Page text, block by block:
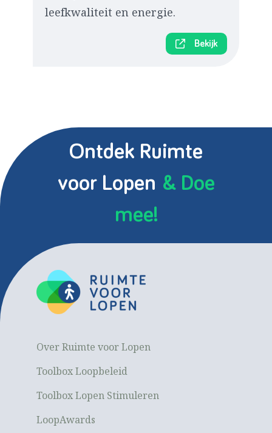
leefkwaliteit en energie.
Bekijk
Ontdek Ruimte
voor Lopen & Doe
mee!
Over Ruimte voor Lopen
Toolbox Loopbeleid
Toolbox Lopen Stimuleren
LoopAwards